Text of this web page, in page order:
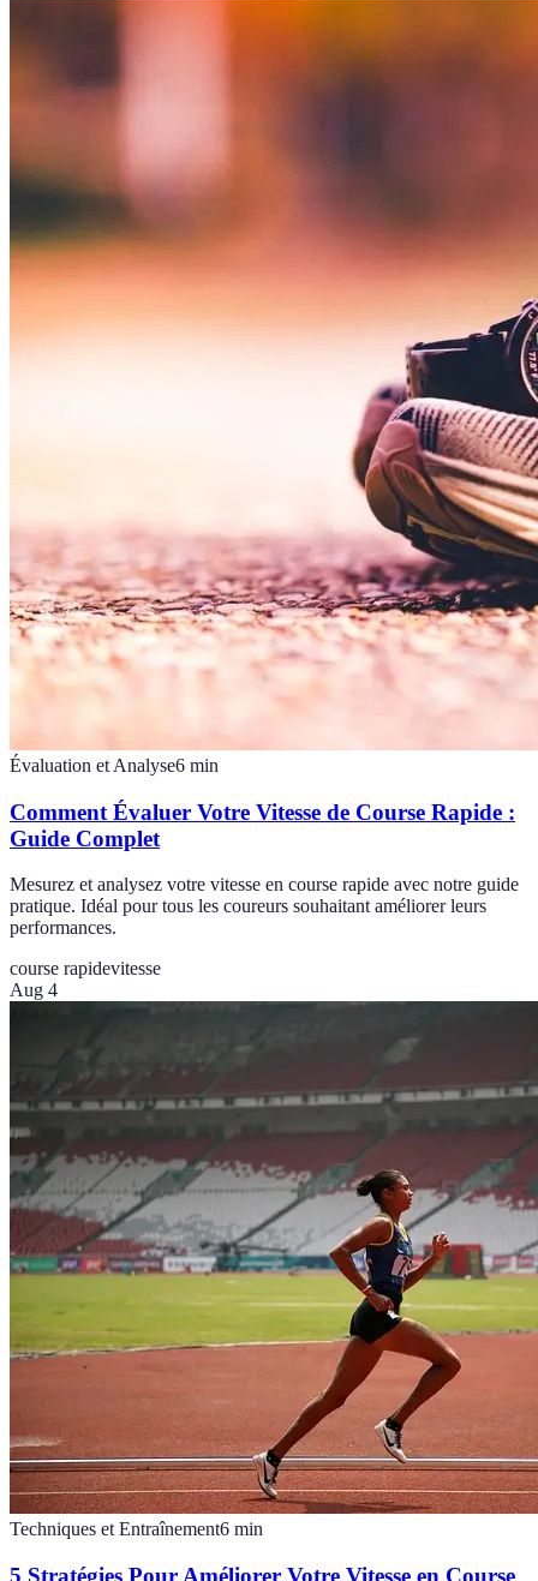
Évaluation et Analyse6 min
Comment Évaluer Votre Vitesse de Course Rapide :
Guide Complet
Mesurez et analysez votre vitesse en course rapide avec notre guide
pratique. Idéal pour tous les coureurs souhaitant améliorer leurs
performances.
course rapidevitesse
Aug 4
Techniques et Entraînement6 min
5 Stratégies Pour Améliorer Votre Vitesse en Course